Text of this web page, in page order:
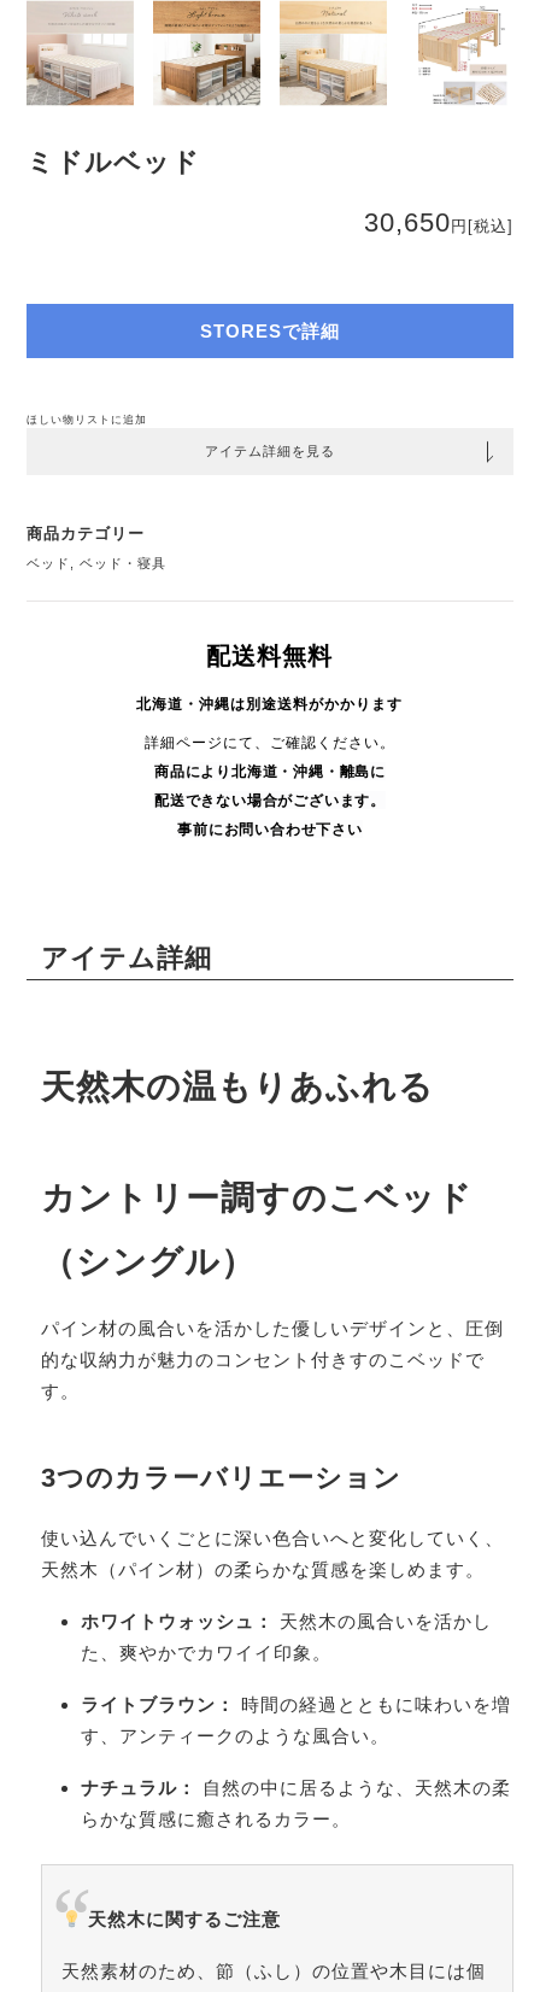
ミドルベッド
30,650 円 [税込]
STORESで詳細
ほしい物リストに追加
アイテム詳細を見る
商品カテゴリー
ベッド ,ベッド・寝具
配送料無料
北海道・沖縄は別途送料がかかります
詳細ページにて、ご確認ください。
商品により 北海道・沖縄・ 離島に
配送できない場合がございます。
事前にお問い合わせ下さい
アイテム詳細
天然木の温もりあふれる
カントリー調すのこベッド
（シングル）
パイン材の風合いを活かした優しいデザインと、圧倒
的な収納力が魅力のコンセント付きすのこベッドで
す。
3つのカラーバリエーション
使い込んでいくごとに深い色合いへと変化していく、
天然木（パイン材）の柔らかな質感を楽しめます。
ホワイトウォッシュ：
天然木の風合いを活かし
た、爽やかでカワイイ印象。
ライトブラウン：
時間の経過とともに味わいを増
す、アンティークのような風合い。
ナチュラル：
自然の中に居るような、天然木の柔
らかな質感に癒されるカラー。
天然木に関するご注意
天然素材のため、節（ふし）の位置や木目には個